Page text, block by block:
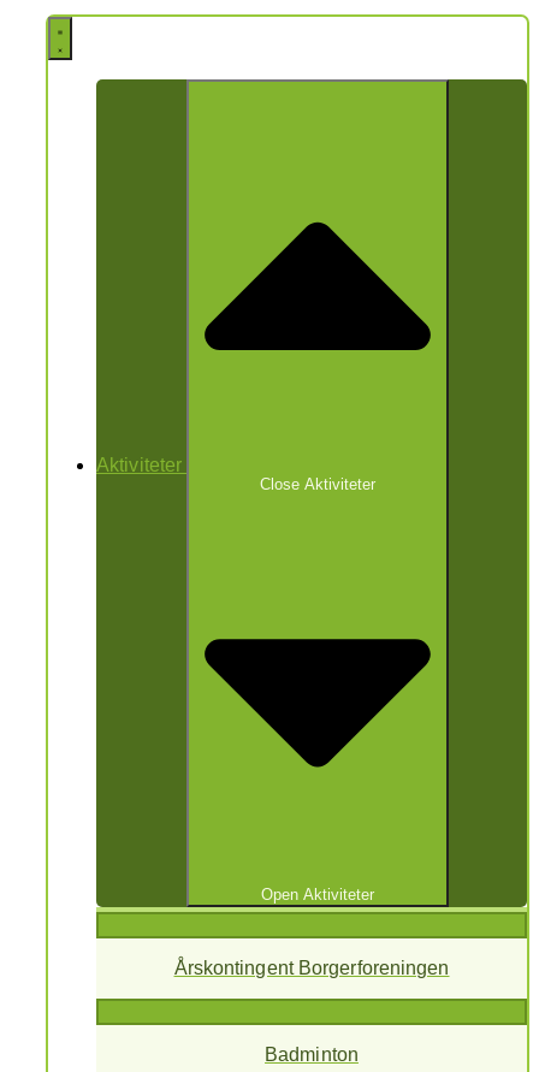
Aktiviteter
Close Aktiviteter
Open Aktiviteter
Årskontingent Borgerforeningen
Badminton